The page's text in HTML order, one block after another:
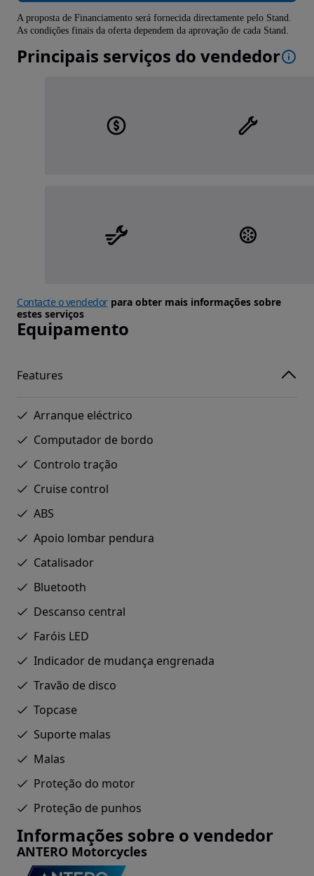
A proposta de Financiamento será fornecida directamente pelo Stand.
As condições finais da oferta dependem da aprovação de cada Stand.
Principais serviços do vendedor
Contacte o vendedorpara obter mais informações sobre
estes serviços
Equipamento
Features
Arranque eléctrico
Computador de bordo
Controlo tração
Cruise control
ABS
Apoio lombar pendura
Catalisador
Bluetooth
Descanso central
Faróis LED
Indicador de mudança engrenada
Travão de disco
Topcase
Suporte malas
Malas
Proteção do motor
Proteção de punhos
Informações sobre o vendedor
ANTERO Motorcycles